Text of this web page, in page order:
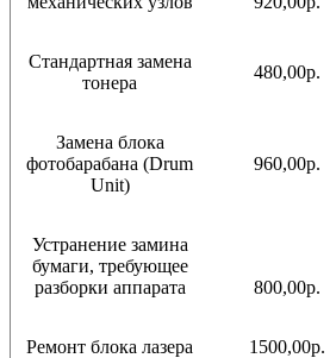
Стандартная замена
тонера
480,00р.
Замена блока
фотобарабана (Drum
Unit)
960,00р.
Устранение замина
бумаги, требующее
разборки аппарата
800,00р.
Ремонт блока лазера 1500,00р.